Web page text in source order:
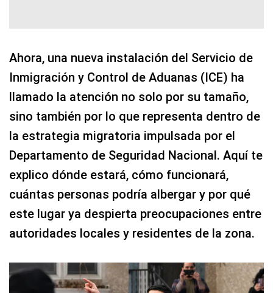
Ahora, una nueva instalación del Servicio de
Inmigración y Control de Aduanas (ICE) ha
llamado la atención no solo por su tamaño,
sino también por lo que representa dentro de
la estrategia migratoria impulsada por el
Departamento de Seguridad Nacional. Aquí te
explico dónde estará, cómo funcionará,
cuántas personas podría albergar y por qué
este lugar ya despierta preocupaciones entre
autoridades locales y residentes de la zona.